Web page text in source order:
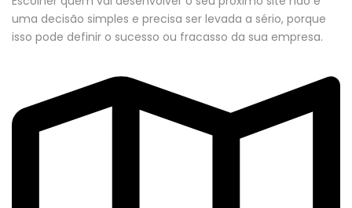
uma decisão simples e precisa ser levada a sério, porque
isso pode definir o sucesso ou fracasso da sua empresa.